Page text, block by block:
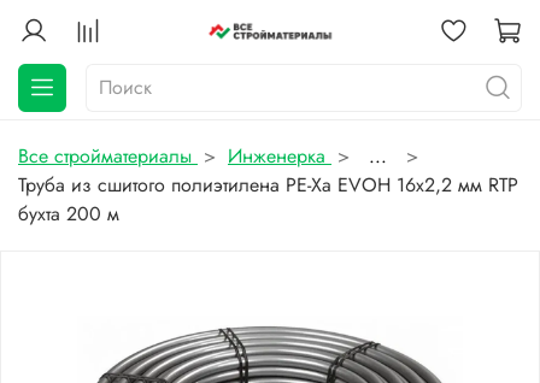
Все стройматериалы Инженерка
...
Труба из сшитого полиэтилена PE-Xa EVOH 16x2,2 мм RTP
бухта 200 м